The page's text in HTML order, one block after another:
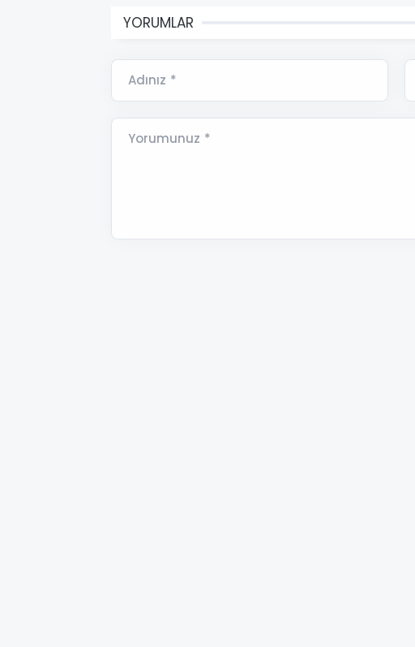
YORUMLAR
Adınız *
Yorumunuz *